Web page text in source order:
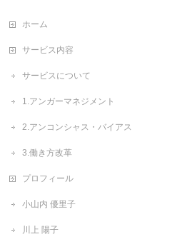
ホーム
サービス内容
サービスについて
1.アンガーマネジメント
2.アンコンシャス・バイアス
3.働き方改革
プロフィール
小山内 優里子
川上 陽子